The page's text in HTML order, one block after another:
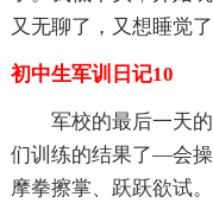
又无聊了，又想睡觉
初中生军训日记10
军校的最后一天
们训练的结果了—会
摩拳擦掌、跃跃欲试。